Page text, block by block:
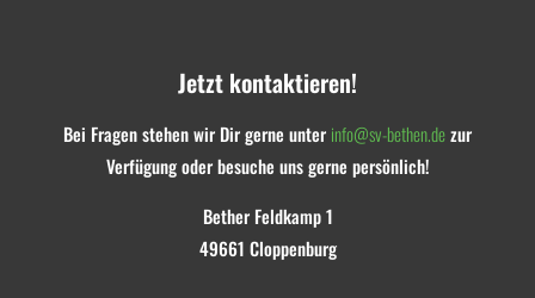
Jetzt kontaktieren!
Bei Fragen stehen wir Dir gerne unter info@sv-bethen.dezur
Verfügung oder besuche uns gerne persönlich!
Bether Feldkamp 1
49661 Cloppenburg